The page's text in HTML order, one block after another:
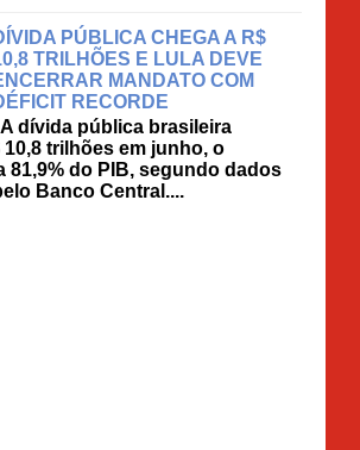
PÚBLICA CHEGA A R$
TRILHÕES E LULA DEVE
MANDATO COM
RECORDE
A dívida pública brasileira
trilhões em junho, o
81,9% do PIB, segundo dados
Banco Central....